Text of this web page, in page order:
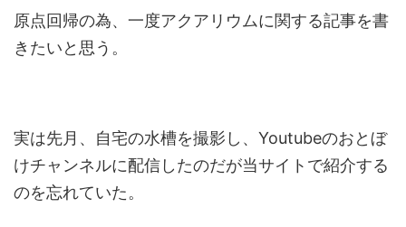
原点回帰の為、一度アクアリウムに関する記事を書
きたいと思う。
実は先月、自宅の水槽を撮影し、Youtubeのおとぼ
けチャンネルに配信したのだが当サイトで紹介する
のを忘れていた。